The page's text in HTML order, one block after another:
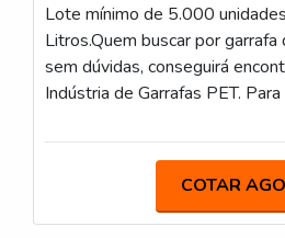
Lote mínimo de 5.000
Litros.Quem buscar por
sem dúvidas, conseguirá
Indústria de Garrafas PET.
escolher uma organização que
no ramo.DIFERENCIAIS
GARRAFA DESCARTÁVEL
COTAR